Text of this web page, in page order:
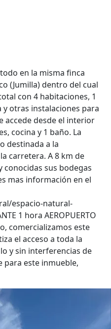
todo en la misma finca
(Jumilla) dentro del cual
con 4 habitaciones, 1
otras instalaciones para
accede desde el interior
cocina y 1 baño. La
destinada a la
carretera. A 8 km de
conocidas sus bodegas
mas información en el
espacio-natural-
1 hora AEROPUERTO
comercializamos este
el acceso a toda la
y sin interferencias de
para este inmueble,